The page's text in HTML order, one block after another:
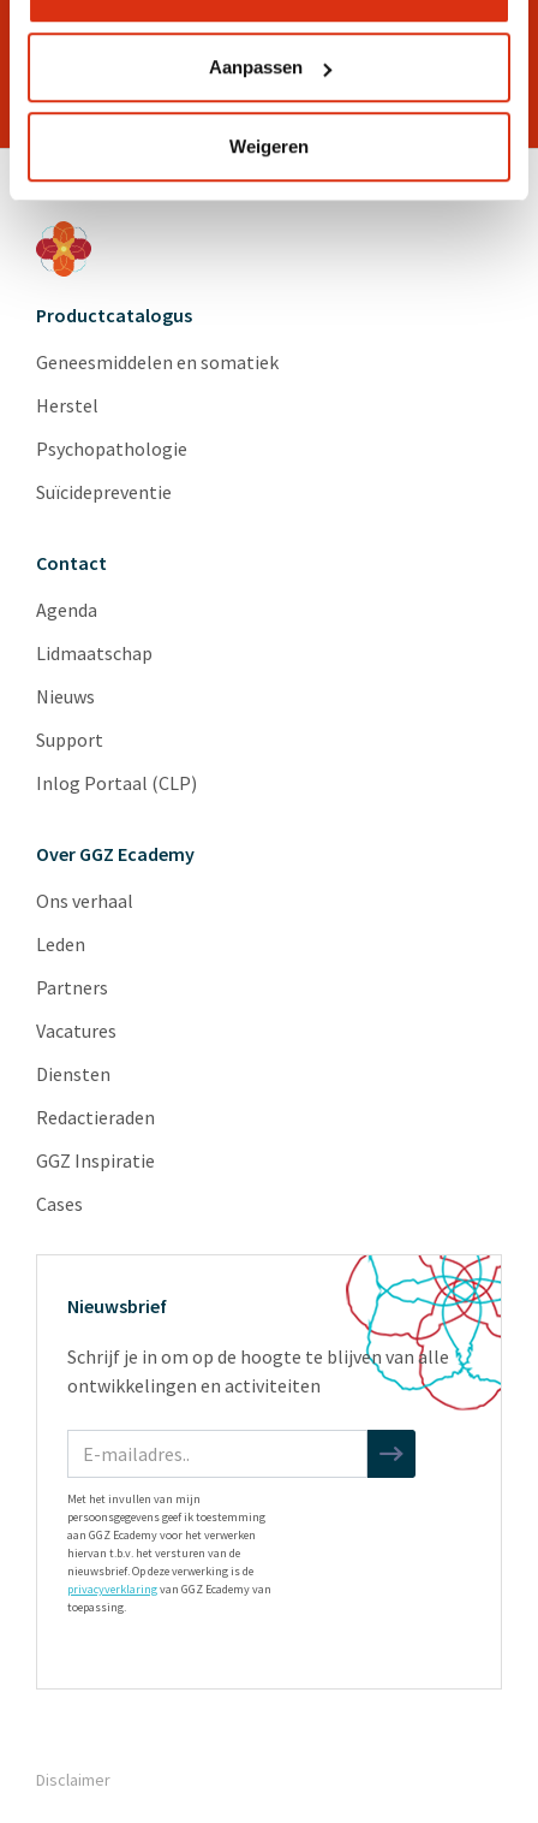
Aanpassen
Weigeren
Productcatalogus
Geneesmiddelen en somatiek
Herstel
Psychopathologie
Suïcidepreventie
Contact
Agenda
Lidmaatschap
Nieuws
Support
Inlog Portaal (CLP)
Over GGZ Ecademy
Ons verhaal
Leden
Partners
Vacatures
Diensten
Redactieraden
GGZ Inspiratie
Cases
Nieuwsbrief
Schrijf je in om op de hoogte te blijven van alle
ontwikkelingen en activiteiten
Met het invullen van mijn
persoonsgegevens geef ik toestemming
aan GGZ Ecademy voor het verwerken
hiervan t.b.v. het versturen van de
nieuwsbrief. Op deze verwerking is de
privacyverklaringvan GGZ Ecademy van
toepassing.
Disclaimer